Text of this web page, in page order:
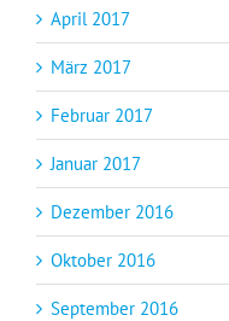
April 2017
März 2017
Februar 2017
Januar 2017
Dezember 2016
Oktober 2016
September 2016